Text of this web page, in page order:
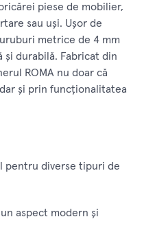
piese de mobilier,
sau uși. Ușor de
metrice de 4 mm
și durabilă. Fabricat din
ROMA nu doar că
și prin funcționalitatea
pentru diverse tipuri de
aspect modern și